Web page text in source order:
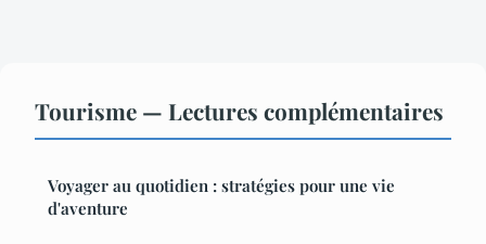
Tourisme — Lectures complémentaires
Voyager au quotidien : stratégies pour une vie
d'aventure